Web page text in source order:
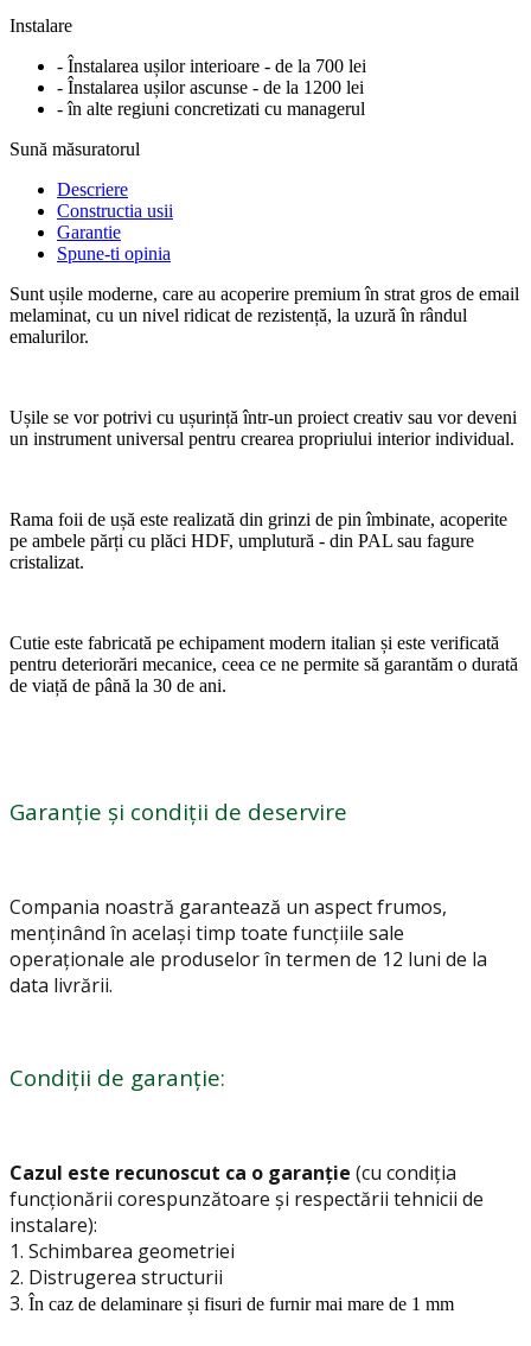
Instalare
- Înstalarea ușilor interioare - de la 700 lei
- Înstalarea ușilor ascunse - de la 1200 lei
- în alte regiuni concretizati cu managerul
Sună măsuratorul
Descriere
Constructia usii
Garantie
Spune-ti opinia
Sunt ușile moderne, care au acoperire premium în strat gros de email
melaminat, cu un nivel ridicat de rezistență, la uzură în rândul
emalurilor.
Ușile se vor potrivi cu ușurință într-un proiect creativ sau vor deveni
un instrument universal pentru crearea propriului interior individual.
Rama foii de ușă este realizată din grinzi de pin îmbinate, acoperite
pe ambele părți cu plăci HDF, umplutură - din PAL sau fagure
cristalizat.
Cutie este fabricată pe echipament modern italian și este verificată
pentru deteriorări mecanice, ceea ce ne permite să garantăm o durată
de viață de până la 30 de ani.
Garanție și condiții de deservire
Compania noastră garantează un aspect frumos,
menținând în același timp toate funcțiile sale
operaționale ale produselor în termen de 12 luni de la
data livrării.
Condiții de garanție:
Cazul este recunoscut ca o garanție (cu condiția
funcționării corespunzătoare și respectării tehnicii de
instalare):
1. Schimbarea geometriei
2. Distrugerea structurii
3. În caz de delaminare și fisuri de furnir mai mare de 1 mm